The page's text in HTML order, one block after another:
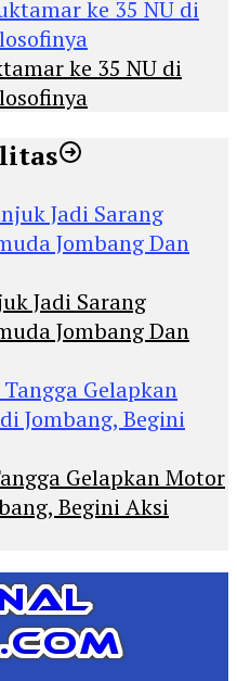
ke 35 NU di
Jadi Sarang
Jombang Dan
Gelapkan Motor
Begini Aksi